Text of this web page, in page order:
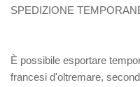
SPEDIZIONE
È possibile esportare
francesi d'oltremare,